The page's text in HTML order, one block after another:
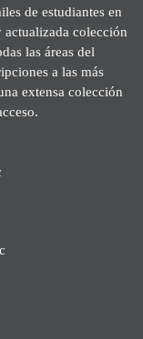
de estudiantes en
actualizada colección
las áreas del
a las más
extensa colección